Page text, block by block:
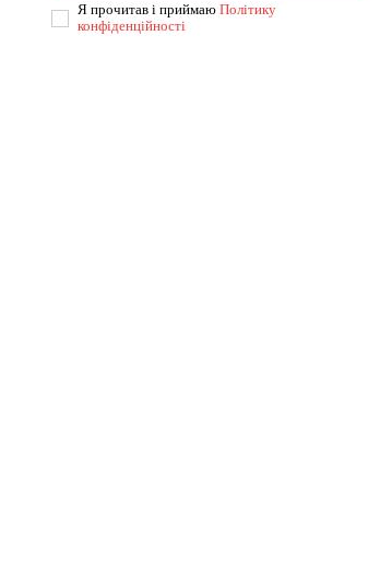
Я прочитав і приймаю Політику
конфіденційності